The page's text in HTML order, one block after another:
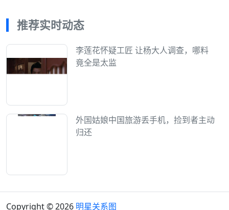
推荐实时动态
李莲花怀疑工匠 让杨大人调查，哪料
竟全是太监
外国姑娘中国旅游丢手机，捡到者主动
归还
Copyright © 2026 明星关系图